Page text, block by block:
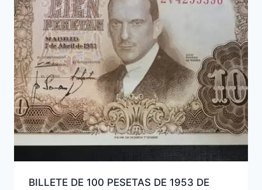
BILLETE DE 100 PESETAS DE 1953 DE